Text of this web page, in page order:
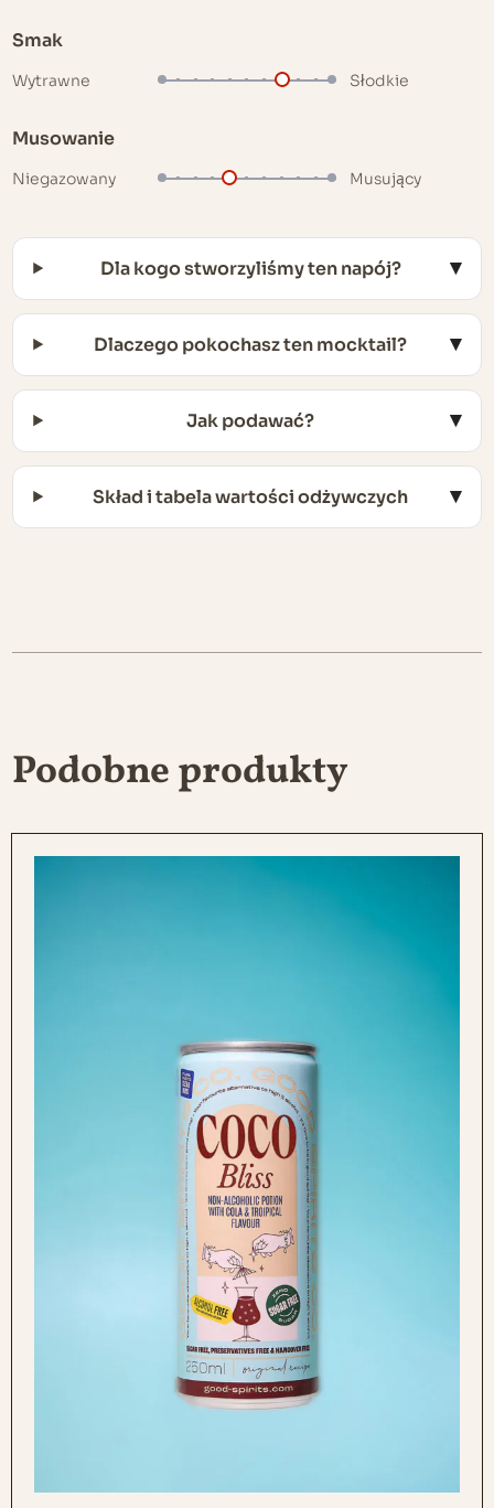
Smak
Wytrawne Słodkie
Musowanie
Niegazowany Musujący
Dla kogo stworzyliśmy ten napój?
Dlaczego pokochasz ten mocktail?
Jak podawać?
Skład i tabela wartości odżywczych
Podobne produkty